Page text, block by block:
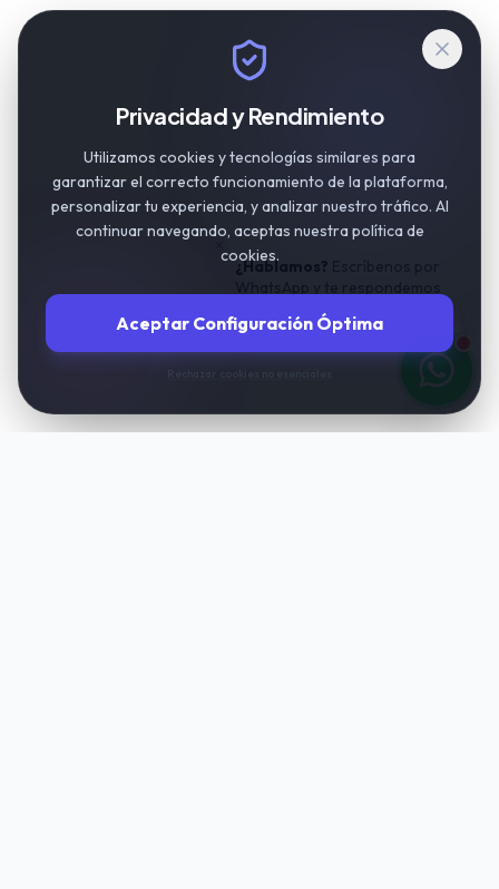
¿Hablamos?
Privacidad y Rendimiento
Utilizamos cookies y tecnologías similares para
garantizar el correcto funcionamiento de la plataforma,
personalizar tu experiencia, y analizar nuestro tráfico. Al
continuar navegando, aceptas nuestra política de
cookies.
Aceptar Configuración Óptima